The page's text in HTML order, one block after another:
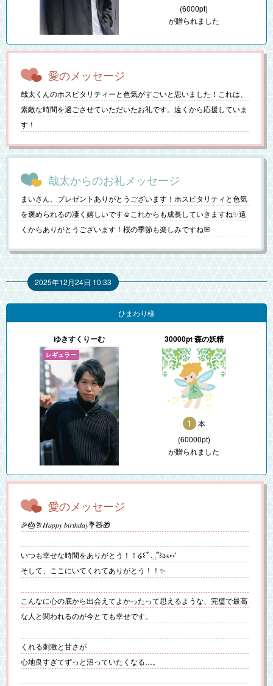
(6000pt)
が贈られました
愛のメッセージ
哉太くんのホスピタリティーと色気がすごいと思いました！これは、
素敵な時間を過ごさせていただいたお礼です。遠くから応援していま
す！
哉太からのお礼メッセージ
まいさん、プレゼントありがとうございます！ホスピタリティと色気
を褒められるの凄く嬉しいです☺️これからも成長していきますね✨遠
くからありがとうございます！桜の季節も楽しみですね🌸
2025年12月24日 10:33
ひまわり様
ゆきすくりーむ 30000pt 森の妖精
1
本
(60000pt)
が贈られました
愛のメッセージ
🎉🎂🥂𝐻𝑎𝑝𝑝𝑦 𝑏𝑖𝑟𝑡ℎ𝑑𝑎𝑦💐🧸🎁
いつも幸せな時間をありがとう！！໒꒰՞ ܸ. .ܸ՞꒱ა⋆⑅˚
そして、ここにいてくれてありがとう！！✨️
こんなに心の底から出会えてよかったって思えるような、完璧で最高
な人と関われるのが今とても幸せです。
くれる刺激と甘さが
心地良すぎてずっと沼っていたくなる…。